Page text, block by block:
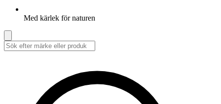
Med kärlek för naturen